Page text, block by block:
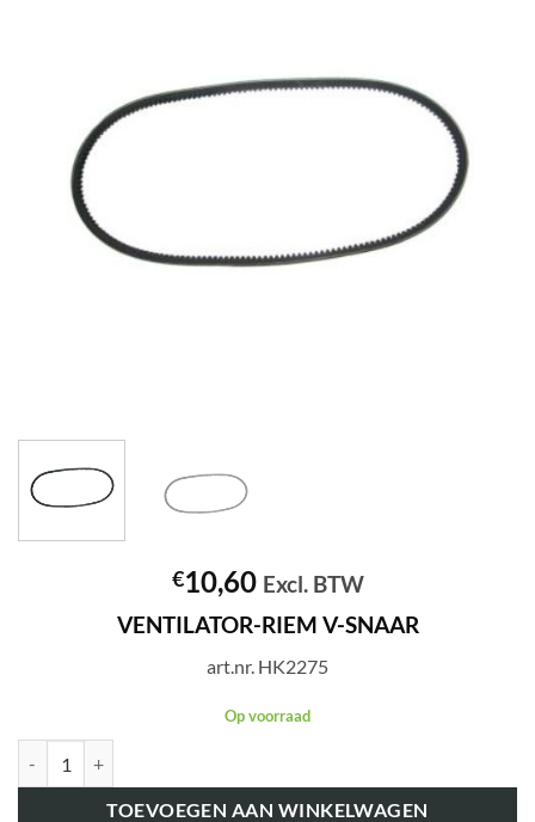
€10,60 Excl. BTW
VENTILATOR-RIEM V-SNAAR
art.nr. HK2275
Op voorraad
TOEVOEGEN AAN WINKELWAGEN